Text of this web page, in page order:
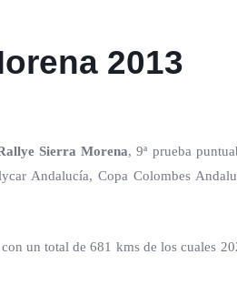
2013
Sierra Morena, 9ª prueba
Andalucía, Copa Colombes
un total de 681 kms de los cuales